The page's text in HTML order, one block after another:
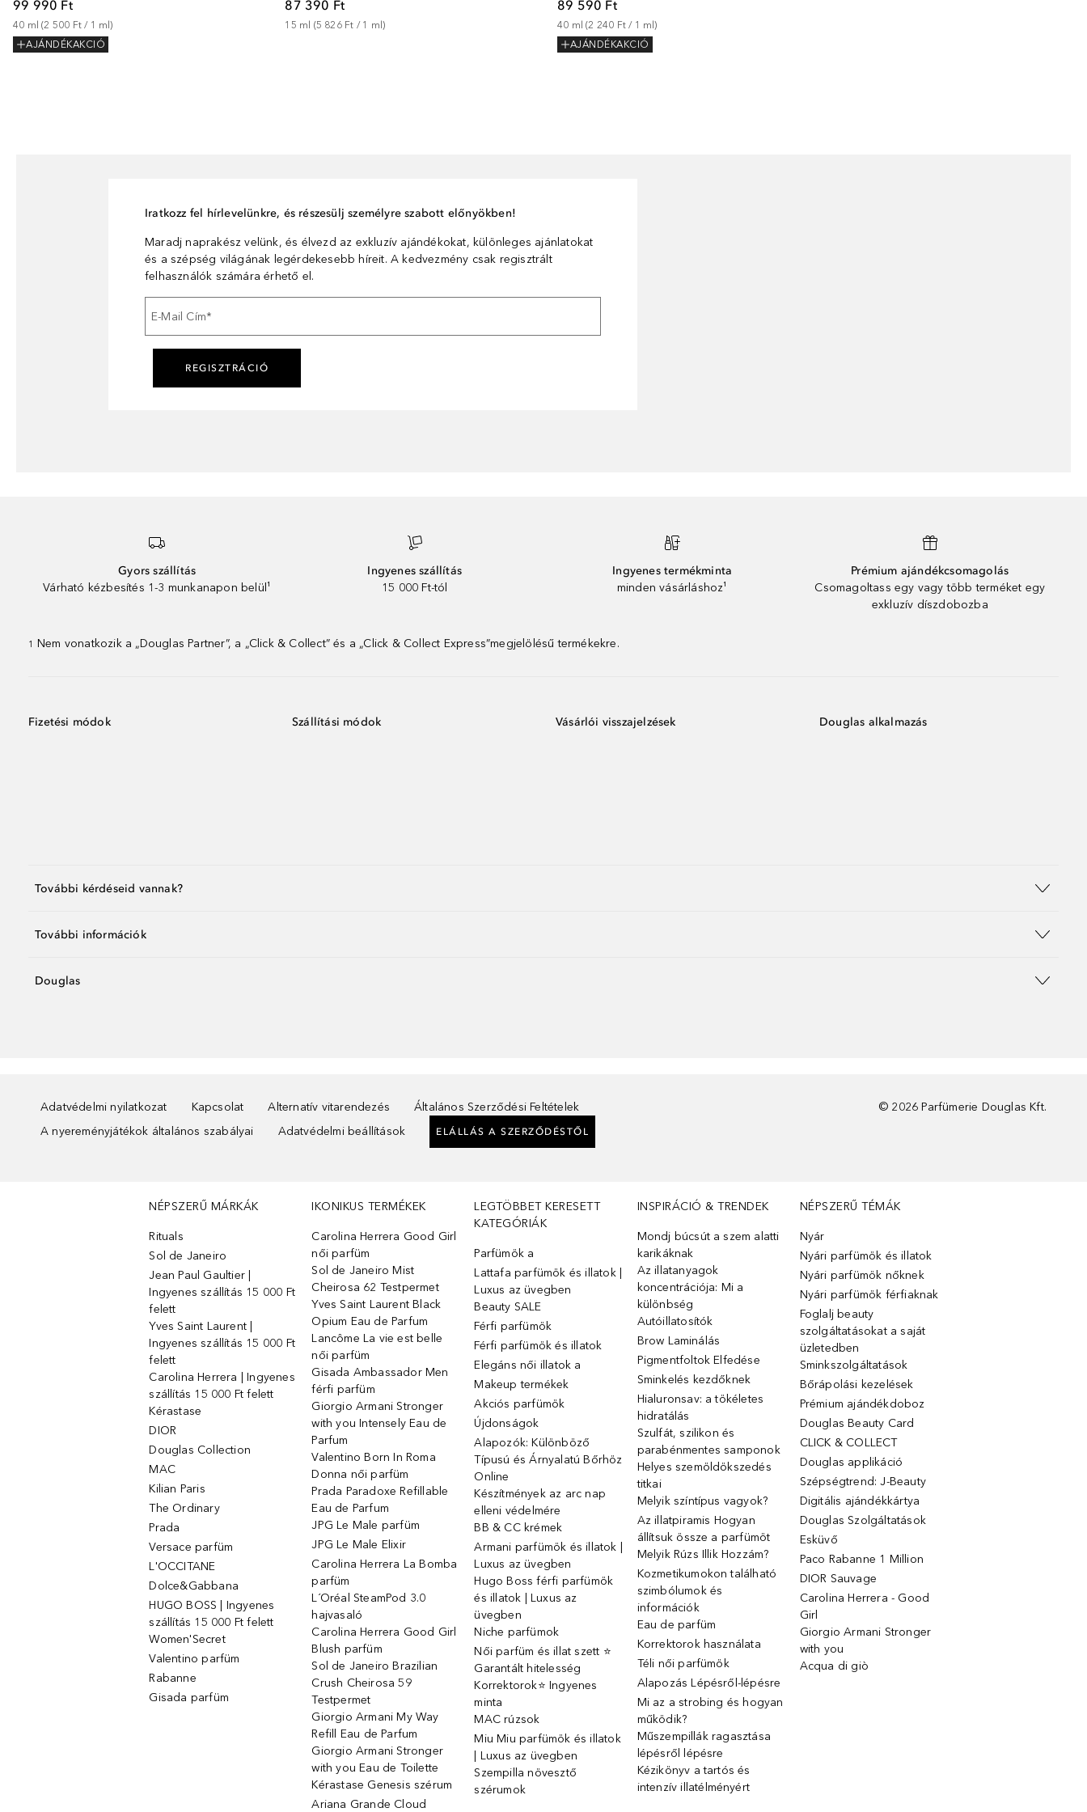
99 990 Ft
40 ml (2 500 Ft / 1 ml)
AJÁNDÉKAKCIÓ
87 390 Ft
15 ml (5 826 Ft / 1 ml)
89 590 Ft
40 ml (2 240 Ft / 1 ml)
AJÁNDÉKAKCIÓ
Iratkozz fel hírlevelünkre, és részesülj személyre szabott előnyökben!
Maradj naprakész velünk, és élvezd az exkluzív ajándékokat, különleges ajánlatokat
és a szépség világának legérdekesebb híreit. A kedvezmény csak regisztrált
felhasználók számára érhető el.
E-Mail Cím*
REGISZTRÁCIÓ
Gyors szállítás
Várható kézbesítés 1-3 munkanapon belül¹
Ingyenes szállítás
15 000 Ft-tól
Ingyenes termékminta
minden vásárláshoz¹
Prémium ajándékcsomagolás
Csomagoltass egy vagy több terméket egy
exkluzív díszdobozba
1 Nem vonatkozik a „Douglas Partner”, a „Click & Collect” és a „Click & Collect Express”megjelölésű termékekre.
Fizetési módok Szállítási módok Vásárlói visszajelzések Douglas alkalmazás
További kérdéseid vannak?
További információk
Douglas
Adatvédelmi nyilatkozat Kapcsolat Alternatív vitarendezés
Általános Szerződési Feltételek
A nyereményjátékok általános szabályai
Adatvédelmi beállítások ELÁLLÁS A SZERZŐDÉSTŐL
© 2026 Parfümerie Douglas Kft.
NÉPSZERŰ MÁRKÁK
Rituals
Sol de Janeiro
Jean Paul Gaultier |
Ingyenes szállítás 15 000 Ft
felett
Yves Saint Laurent |
Ingyenes szállítás 15 000 Ft
felett
Carolina Herrera | Ingyenes
szállítás 15 000 Ft felett
Kérastase
DIOR
Douglas Collection
MAC
Kilian Paris
The Ordinary
Prada
Versace parfüm
L'OCCITANE
Dolce&Gabbana
HUGO BOSS | Ingyenes
szállítás 15 000 Ft felett
Women'Secret
Valentino parfüm
Rabanne
Gisada parfüm
IKONIKUS TERMÉKEK
Carolina Herrera Good Girl
női parfüm
Sol de Janeiro Mist
Cheirosa 62 Testpermet
Yves Saint Laurent Black
Opium Eau de Parfum
Lancôme La vie est belle
női parfüm
Gisada Ambassador Men
férfi parfüm
Giorgio Armani Stronger
with you Intensely Eau de
Parfum
Valentino Born In Roma
Donna női parfüm
Prada Paradoxe Refillable
Eau de Parfum
JPG Le Male parfüm
JPG Le Male Elixir
Carolina Herrera La Bomba
parfüm
L´Oréal SteamPod 3.0
hajvasaló
Carolina Herrera Good Girl
Blush parfüm
Sol de Janeiro Brazilian
Crush Cheirosa 59
Testpermet
Giorgio Armani My Way
Refill Eau de Parfum
Giorgio Armani Stronger
with you Eau de Toilette
Kérastase Genesis szérum
Ariana Grande Cloud
LEGTÖBBET KERESETT
KATEGÓRIÁK
Parfümök ️a
Lattafa parfümök és illatok |
Luxus az üvegben
Beauty SALE
Férfi parfümök
Férfi parfümök és illatok
Elegáns női illatok ️a
Makeup termékek
Akciós parfümök
Újdonságok
Alapozók: Különböző
Típusú és Árnyalatú Bőrhöz
Online
Készítmények az arc nap
elleni védelmére
BB & CC krémek
Armani parfümök és illatok |
Luxus az üvegben
Hugo Boss férfi parfümök
és illatok | Luxus az
üvegben
Niche parfümok
Női parfüm és illat szett ⭐
Garantált hitelesség
Korrektorok⭐ Ingyenes
minta
MAC rúzsok
Miu Miu parfümök és illatok
| Luxus az üvegben
Szempilla növesztő
szérumok
INSPIRÁCIÓ & TRENDEK
Mondj búcsút a szem alatti
karikáknak
Az illatanyagok
koncentrációja: Mi a
különbség
Autóillatosítók
Brow Laminálás
Pigmentfoltok Elfedése
Sminkelés kezdőknek
Hialuronsav: a tökéletes
hidratálás
Szulfát, szilikon és
parabénmentes samponok
Helyes szemöldökszedés
titkai
Melyik színtípus vagyok?
Az illatpiramis Hogyan
állítsuk össze a parfümöt
Melyik Rúzs Illik Hozzám?
Kozmetikumokon található
szimbólumok és
információk
Eau de parfüm
Korrektorok használata
Téli női parfümök
Alapozás Lépésről-lépésre
Mi az a strobing és hogyan
működik?
Műszempillák ragasztása
lépésről lépésre
Kézikönyv a tartós és
intenzív illatélményért
NÉPSZERŰ TÉMÁK
Nyár
Nyári parfümök és illatok
Nyári parfümök nőknek
Nyári parfümök férfiaknak
Foglalj beauty
szolgáltatásokat a saját
üzletedben
Sminkszolgáltatások
Bőrápolási kezelések
Prémium ajándékdoboz
Douglas Beauty Card
CLICK & COLLECT
Douglas applikáció
Szépségtrend: J-Beauty
Digitális ajándékkártya
Douglas Szolgáltatások
Esküvő
Paco Rabanne 1 Million
DIOR Sauvage
Carolina Herrera - Good
Girl
Giorgio Armani Stronger
with you
Acqua di giò